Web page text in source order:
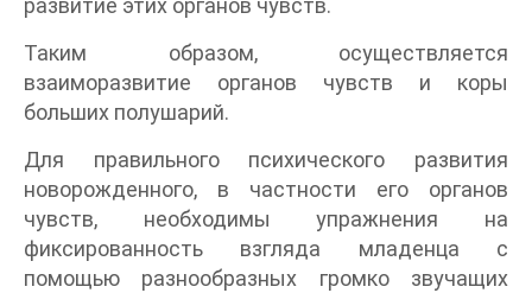
развитие этих органов чувств.
Таким образом, осуществляется
взаиморазвитие органов чувств и коры
больших полушарий.
Для правильного психического развития
новорожденного, в частности его органов
чувств, необходимы упражнения на
фиксированность взгляда младенца с
помощью разнообразных громко звучащих